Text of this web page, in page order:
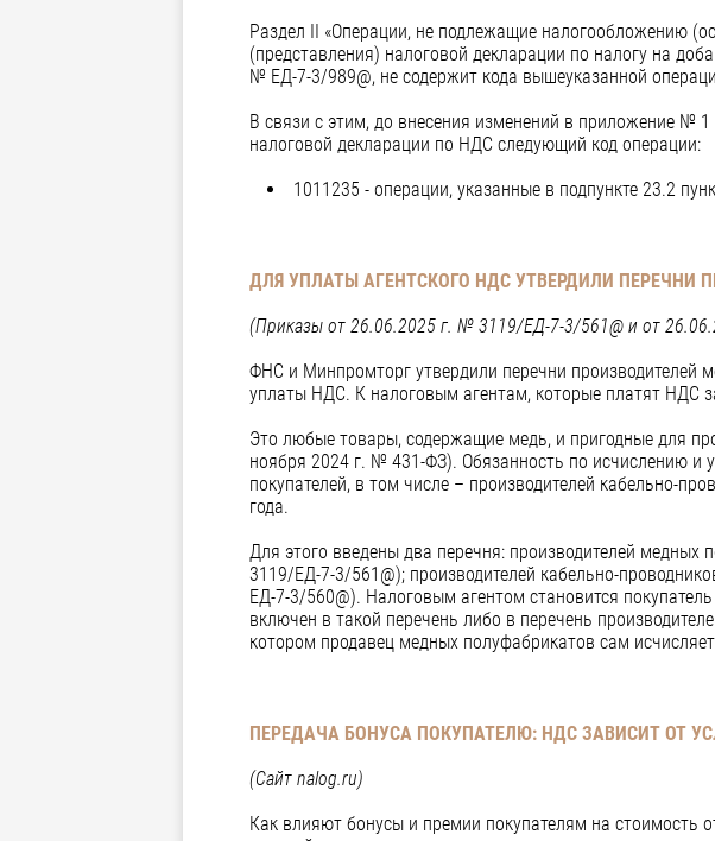
Раздел II «Операции, не подлежащие налогообложению
(представления) налоговой декларации по налогу на
№ ЕД-7-3/989@, не содержит кода вышеуказанной
В связи с этим, до внесения изменений в приложение №
налоговой декларации по НДС следующий код операции:
1011235 - операции, указанные в подпункте 23.2
ДЛЯ УПЛАТЫ АГЕНТСКОГО НДС УТВЕРДИЛИ ПЕРЕЧНИ
(Приказы от 26.06.2025 г. № 3119/ЕД-7-3/561@ и от
ФНС и Минпромторг утвердили перечни производителей
уплаты НДС. К налоговым агентам, которые платят НДС
Это любые товары, содержащие медь, и пригодные для
ноября 2024 г. № 431-ФЗ). Обязанность по исчислению и
покупателей, в том числе – производителей кабельно-
года.
Для этого введены два перечня: производителей
3119/ЕД-7-3/561@); производителей кабельно-
ЕД-7-3/560@). Налоговым агентом становится
включен в такой перечень либо в перечень
котором продавец медных полуфабрикатов сам
ПЕРЕДАЧА БОНУСА ПОКУПАТЕЛЮ: НДС ЗАВИСИТ ОТ
(Сайт nalog.ru)
Как влияют бонусы и премии покупателям на стоимость